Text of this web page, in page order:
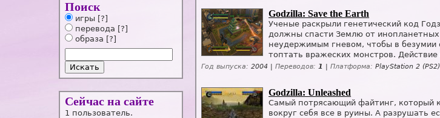
Поиск
игры [?]
перевода [?]
образа [?]
Сейчас на сайте
1 пользователь.
Godzilla: Save the Earth
Ученые раскрыли генетический код
должны спасти Землю от инопланетных
неудержимым гневом, чтобы в
топтать вражеских монстров.
Год выпуска: 2004 | Переводов: 1 | Платформа: PlayStation 2
Godzilla: Unleashed
Самый потрясающий файтинг, который
вокруг себя все в руины. А разрушать